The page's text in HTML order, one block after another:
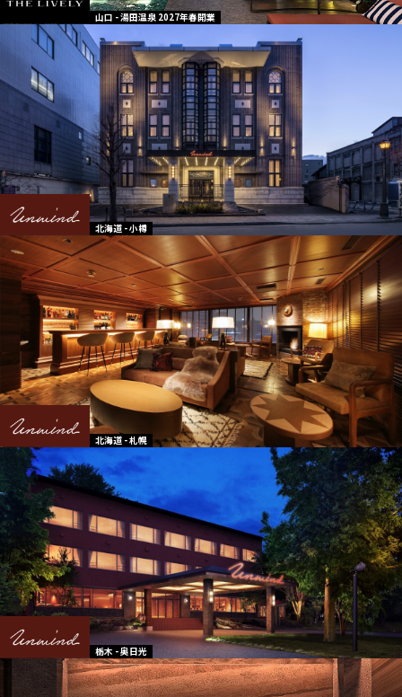
山口 - 湯田温泉 2027年春開業
北海道 - 小樽
北海道 - 札幌
栃木 - 奥日光